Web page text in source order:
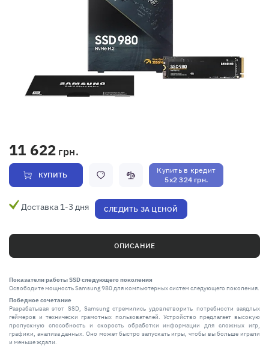
11 622 грн.
КУПИТЬ
Купить в кредит
5x2 324 грн.
Доставка 1-3 дня СЛЕДИТЬ ЗА ЦЕНОЙ
ОПИСАНИЕ
Показатели работы SSD следующего поколения
Освободите мощность Samsung 980 для компьютерных систем следующего поколения.
Победное сочетание
Разрабатывая этот SSD, Samsung стремились удовлетворить потребности заядлых
геймеров и технически грамотных пользователей. Устройство предлагает высокую
пропускную способность и скорость обработки информации для сложных игр,
графики, анализа данных. Оно может быстро запускать игры, чтобы вы больше играли
и меньше ждали.